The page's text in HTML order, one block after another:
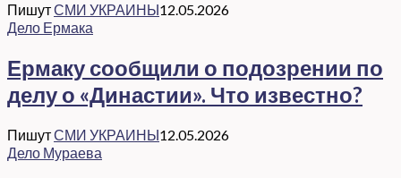
ПишутСМИ УКРАИНЫ12.05.2026
Дело Ермака
Ермаку сообщили о подозрении по
делу о «Династии». Что известно?
ПишутСМИ УКРАИНЫ12.05.2026
Дело Мураева